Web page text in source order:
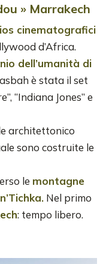
» Marrakech
cinematografici
d’Africa.
dell’umanità di
è stata il set
“Indiana Jones” e
architettonico
sono costruite le
le montagne
Nel primo
: tempo libero.